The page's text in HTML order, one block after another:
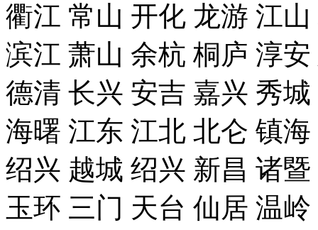
衢江 常山 开化 龙游 江
滨江 萧山 余杭 桐庐 淳
德清 长兴 安吉 嘉兴 秀
海曙 江东 江北 北仑 镇
绍兴 越城 绍兴 新昌 诸
玉环 三门 天台 仙居 温